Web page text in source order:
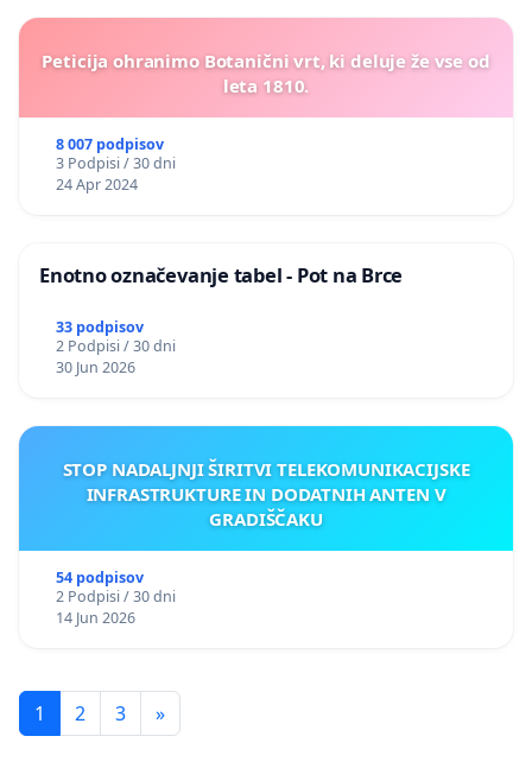
Peticija ohranimo Botanični vrt, ki deluje že vse od
leta 1810.
8 007 podpisov
3 Podpisi / 30 dni
24 Apr 2024
Enotno označevanje tabel - Pot na Brce
33 podpisov
2 Podpisi / 30 dni
30 Jun 2026
STOP NADALJNJI ŠIRITVI TELEKOMUNIKACIJSKE
INFRASTRUKTURE IN DODATNIH ANTEN V
GRADIŠČAKU
54 podpisov
2 Podpisi / 30 dni
14 Jun 2026
1 2 3 »